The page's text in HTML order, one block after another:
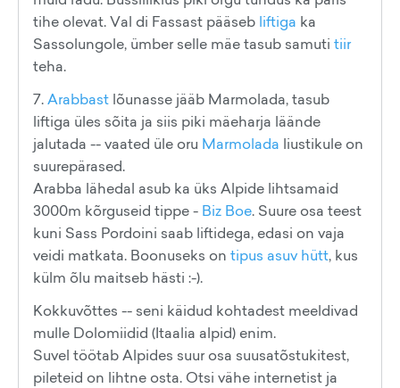
tihe olevat. Val di Fassast pääseb liftiga ka
Sassolungole, ümber selle mäe tasub samuti tiir
teha.
7.Arabbast lõunasse jääb Marmolada, tasub
liftiga üles sõita ja siis piki mäeharja läände
jalutada -- vaated üle oru Marmolada liustikule on
suurepärased.
Arabba lähedal asub ka üks Alpide lihtsamaid
3000m kõrguseid tippe - Biz Boe. Suure osa teest
kuni Sass Pordoini saab liftidega, edasi on vaja
veidi matkata. Boonuseks on tipus asuv hütt, kus
külm õlu maitseb hästi :-).
Kokkuvõttes -- seni käidud kohtadest meeldivad
mulle Dolomiidid (Itaalia alpid) enim.
Suvel töötab Alpides suur osa suusatõstukitest,
pileteid on lihtne osta. Otsi vähe internetist ja